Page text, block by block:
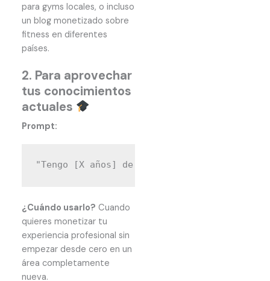
para gyms locales, o incluso
un blog monetizado sobre
fitness en diferentes
países.
2. Para aprovechar
tus conocimientos
actuales
Prompt:
¿Cuándo usarlo? Cuando
quieres monetizar tu
experiencia profesional sin
empezar desde cero en un
área completamente
nueva.